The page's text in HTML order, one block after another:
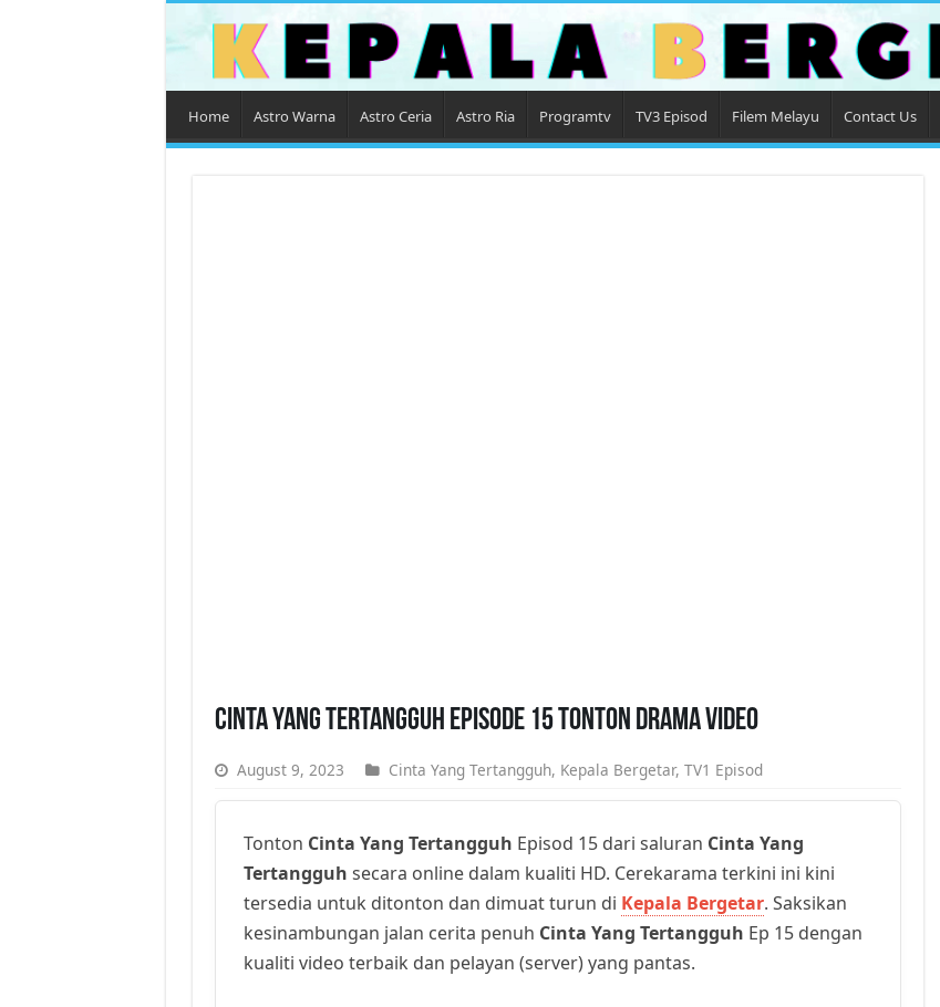
Home Astro Warna Astro Ceria Astro Ria Programtv TV3 Episod Filem Melayu Contact Us
Cinta Yang Tertangguh Episode 15 Tonton Drama Video
August 9, 2023 Cinta Yang Tertangguh, Kepala Bergetar, TV1 Episod
Tonton Cinta Yang Tertangguh Episod 15 dari saluran Cinta Yang
Tertangguh secara online dalam kualiti HD. Cerekarama terkini ini kini
tersedia untuk ditonton dan dimuat turun di Kepala Bergetar. Saksikan
kesinambungan jalan cerita penuh Cinta Yang Tertangguh Ep 15 dengan
kualiti video terbaik dan pelayan (server) yang pantas.